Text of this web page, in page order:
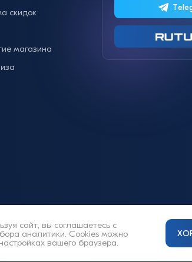
скидок
магазина
сайт, вы соглашаетесь с
аналитики. Cookies можно
вашего браузера.